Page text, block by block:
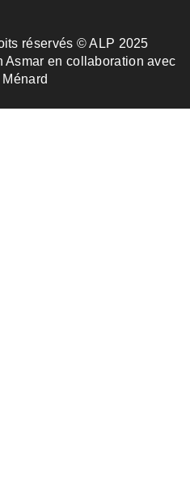
réservés © ALP 2025
Asmar en collaboration avec